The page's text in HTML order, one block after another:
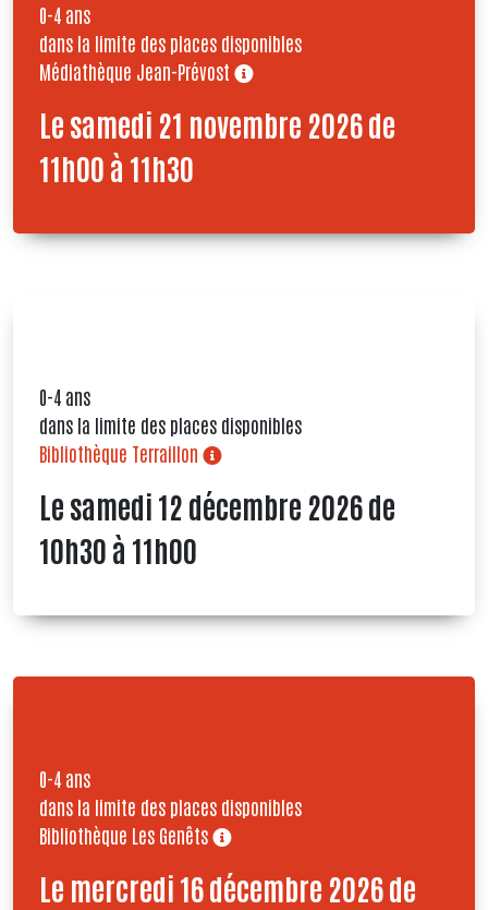
Le samedi 21 novembre 2026 de
11h00 à 11h30
0-4 ans
dans la limite des places disponibles
Médiathèque Jean-Prévost
Le samedi 12 décembre 2026 de
10h30 à 11h00
0-4 ans
dans la limite des places disponibles
Bibliothèque Terraillon
Le mercredi 16 décembre 2026 de
0-4 ans
dans la limite des places disponibles
Bibliothèque Les Genêts